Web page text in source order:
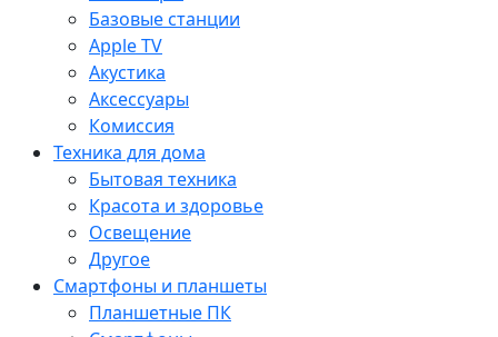
Базовые станции
Apple TV
Акустика
Аксессуары
Комиссия
Техника для дома
Бытовая техника
Красота и здоровье
Освещение
Другое
Смартфоны и планшеты
Планшетные ПК